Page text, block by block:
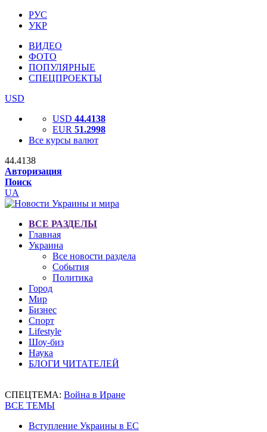
РУС
УКР
ВИДЕО
ФОТО
ПОПУЛЯРНЫЕ
СПЕЦПРОЕКТЫ
USD
USD 44.4138
EUR 51.2998
Все курсы валют
44.4138
Авторизация
Поиск
UA
ВСЕ РАЗДЕЛЫ
Главная
Украина
Все новости раздела
События
Политика
Город
Мир
Бизнес
Спорт
Lifestyle
Шоу-биз
Наука
БЛОГИ ЧИТАТЕЛЕЙ
СПЕЦТЕМА: Война в Иране
ВСЕ ТЕМЫ
Вступление Украины в ЕС